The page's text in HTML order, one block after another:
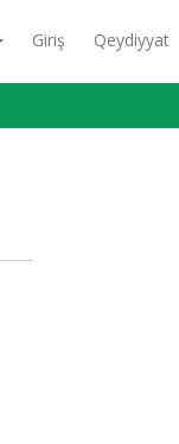
Giriş Qeydiyyat